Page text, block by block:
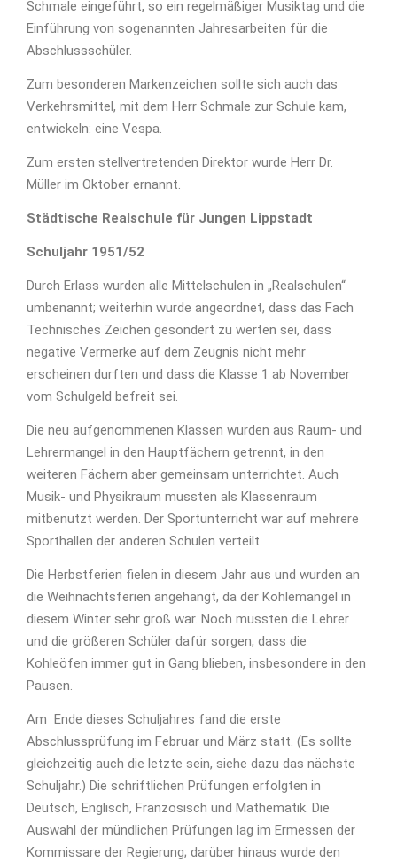
Schmale eingeführt, so ein regelmäßiger Musiktag und die
Einführung von sogenannten Jahresarbeiten für die
Abschlussschüler.
Zum besonderen Markenzeichen sollte sich auch das
Verkehrsmittel, mit dem Herr Schmale zur Schule kam,
entwickeln: eine Vespa.
Zum ersten stellvertretenden Direktor wurde Herr Dr.
Müller im Oktober ernannt.
Städtische Realschule für Jungen Lippstadt
Schuljahr 1951/52
Durch Erlass wurden alle Mittelschulen in „Realschulen“
umbenannt; weiterhin wurde angeordnet, dass das Fach
Technisches Zeichen gesondert zu werten sei, dass
negative Vermerke auf dem Zeugnis nicht mehr
erscheinen durften und dass die Klasse 1 ab November
vom Schulgeld befreit sei.
Die neu aufgenommenen Klassen wurden aus Raum- und
Lehrermangel in den Hauptfächern getrennt, in den
weiteren Fächern aber gemeinsam unterrichtet. Auch
Musik- und Physikraum mussten als Klassenraum
mitbenutzt werden. Der Sportunterricht war auf mehrere
Sporthallen der anderen Schulen verteilt.
Die Herbstferien fielen in diesem Jahr aus und wurden an
die Weihnachtsferien angehängt, da der Kohlemangel in
diesem Winter sehr groß war. Noch mussten die Lehrer
und die größeren Schüler dafür sorgen, dass die
Kohleöfen immer gut in Gang blieben, insbesondere in den
Pausen.
Am Ende dieses Schuljahres fand die erste
Abschlussprüfung im Februar und März statt. (Es sollte
gleichzeitig auch die letzte sein, siehe dazu das nächste
Schuljahr.) Die schriftlichen Prüfungen erfolgten in
Deutsch, Englisch, Französisch und Mathematik. Die
Auswahl der mündlichen Prüfungen lag im Ermessen der
Kommissare der Regierung; darüber hinaus wurde den